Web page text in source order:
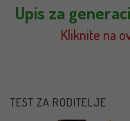
TEST ZA RODITELJE
Upis za
Kliknite na